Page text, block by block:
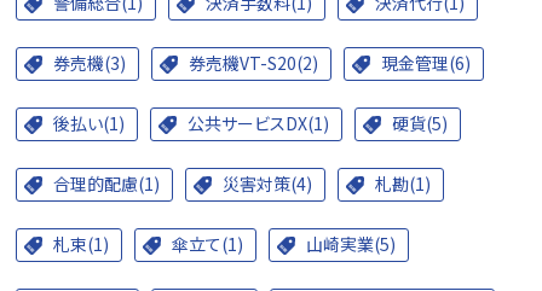
券売機(3) 券売機VT-S20(2) 現金管理(6)
後払い(1) 公共サービスDX(1) 硬貨(5)
合理的配慮(1) 災害対策(4) 札勘(1)
札束(1) 傘立て(1) 山崎実業(5)